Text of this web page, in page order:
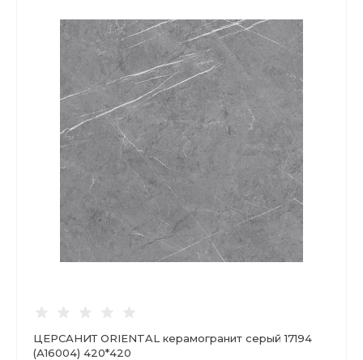
ЦЕРСАНИТ ORIENTAL керамогранит серый 17194
(А16004) 420*420